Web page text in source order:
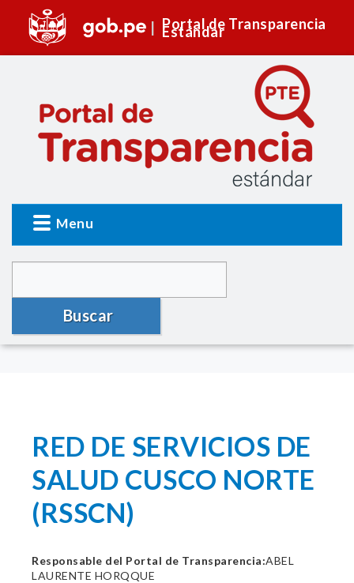
Portal de Transparencia
Estándar
Menu
Buscar
RED DE SERVICIOS DE
SALUD CUSCO NORTE
(RSSCN)
Responsable del Portal de Transparencia:ABEL
LAURENTE HORQQUE